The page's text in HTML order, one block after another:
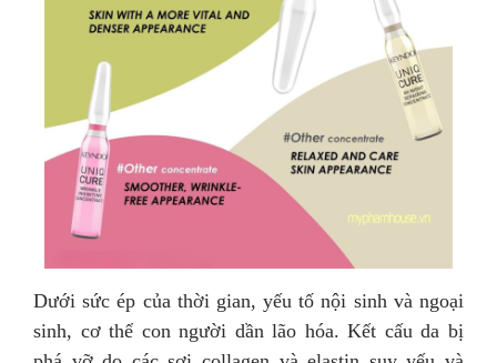
Dưới sức ép của thời gian, yếu tố nội sinh và ngoại
sinh, cơ thể con người dần lão hóa. Kết cấu da bị